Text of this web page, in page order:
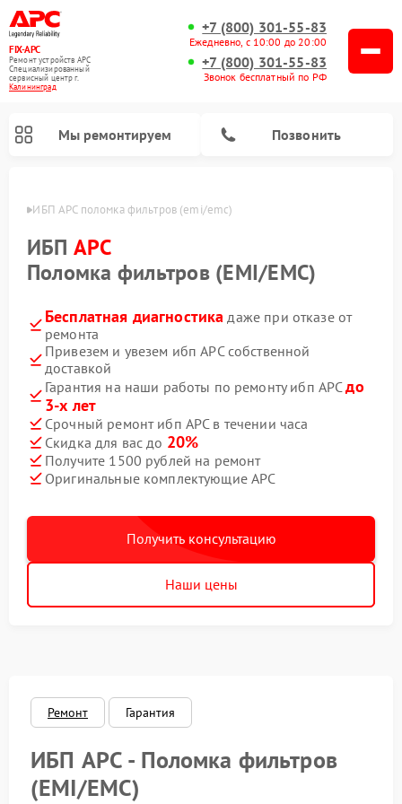
FIX-APC
Ремонт устройств APC
Специализированный
cервисный центр г.
Калининград
+7 (800) 301-55-83
Ежедневно, с 10:00 до 20:00
+7 (800) 301-55-83
Звонок бесплатный по РФ
Мы ремонтируем Позвонить
ИБП APC поломка фильтров (emi/emc)
ИБП APC
Поломка фильтров (EMI/EMC)
Бесплатная диагностика даже при отказе от
ремонта
Привезем и увезем ибп APC собственной
доставкой
Гарантия на наши работы по ремонту ибп APCдо
3-х лет
Срочный ремонт ибп APC в течении часа
Скидка для вас до 20%
Получите 1500 рублей на ремонт
Оригинальные комплектующие APC
Получить консультацию
Наши цены
Ремонт Гарантия
ИБП APC - Поломка фильтров
(EMI/EMC)